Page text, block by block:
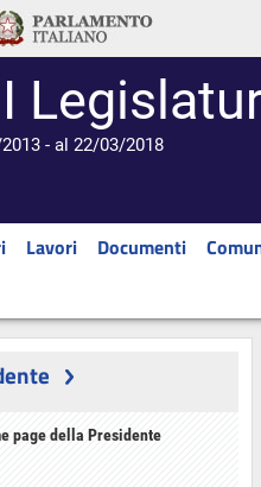
- al 22/03/2018
Lavori Documenti
page della Presidente